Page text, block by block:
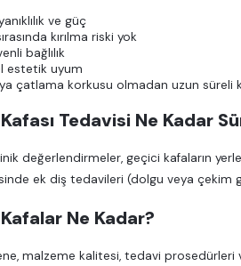
ve güç
kırılma riski yok
bağlılık
estetik uyum
çatlama korkusu olmadan uzun süreli
Tedavisi Ne Kadar
değerlendirmeler, geçici kafaların
ek diş tedavileri (dolgu veya çekim
Ne Kadar?
malzeme kalitesi, tedavi prosedürleri